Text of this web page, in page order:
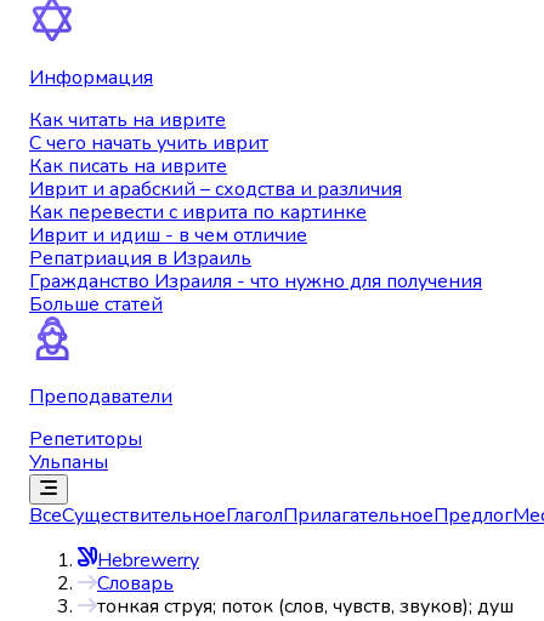
Информация
Как читать на иврите
С чего начать учить иврит
Как писать на иврите
Иврит и арабский – сходства и различия
Как перевести с иврита по картинке
Иврит и идиш - в чем отличие
Репатриация в Израиль
Гражданство Израиля - что нужно для получения
Больше статей
Преподаватели
Репетиторы
Ульпаны
ВсеСуществительноеГлаголПрилагательноеПредлог
Hebrewerry
Словарь
тонкая струя; поток (слов, чувств, звуков); душ